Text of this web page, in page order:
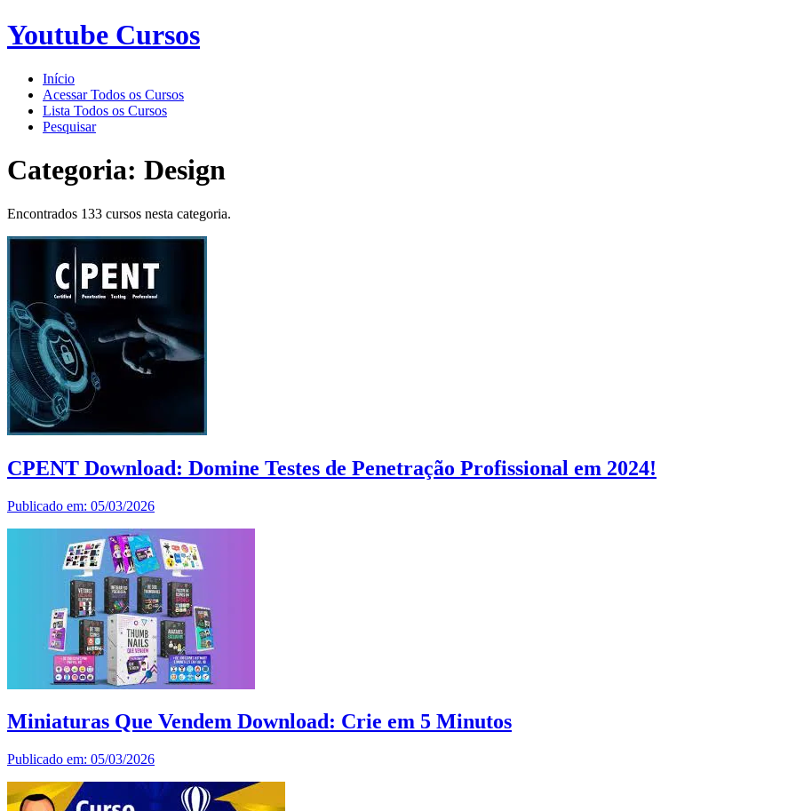
Youtube Cursos
Início
Acessar Todos os Cursos
Lista Todos os Cursos
Pesquisar
Categoria: Design
Encontrados 133 cursos nesta categoria.
CPENT Download: Domine Testes de Penetração Profissional em 2024!
Publicado em: 05/03/2026
Miniaturas Que Vendem Download: Crie em 5 Minutos
Publicado em: 05/03/2026